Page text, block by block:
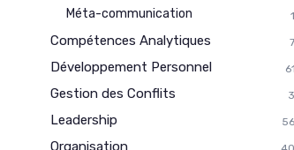
Méta-communication
Compétences Analytiques
Développement Personnel
Gestion des Conflits
Leadership
Organisation